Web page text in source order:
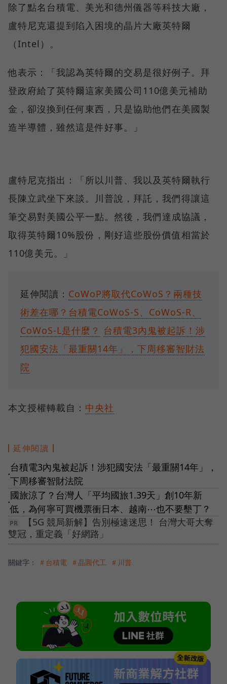
除了點名台積電、美光和德州儀器等科技大廠，
盧特尼克還提到陷入困境的晶片大廠英特爾
（Intel）。
他表示：「我認為英特爾的交易是很好例子。拜
登政府給了英特爾這家美國公司110億美元補助
金，卻沒換到任何東西，只是協助他們在美國製
造半導體，雖然這是件好事。」
盧特尼克指出：「所以川普、我以及英特爾執行
長陳立武坐下來談。川普說，拜託，我們得讓這
筆交易對美國公平一點。然後，我們達成協議，
取得英特爾10%股份，剛好這些股份價值相當於
110億美元。」
延伸閱讀： CoWoP將取代CoWoS？兩種技
術差在哪？台積電CoWoS-S、CoWoS-R、
CoWoS-L是什麼？ 台積電3內鬼被起訴！涉
犯國安法「最重關14年」，下周移審智財法
院
本文授權轉載自： 中央社
延伸閱讀
●
台積電3內鬼被起訴！涉犯國安法「最重關14年」，
下周移審智財法院
●
國旅涼了？台灣人「平均國旅1.39天」創10年新
低，為何寧可買機票衝日本、越南⋯也不要墾丁？
【5G 競局新解】告別極速迷思！ 台灣大哥大奪
雙冠，重定義「好網路」
關鍵字： ＃台積電 ＃晶圓代工 ＃川普